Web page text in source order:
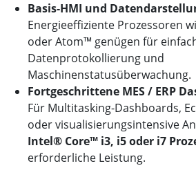
Basis-HMI und
Energieeffiziente Prozessoren
oder Atom™ genügen für
Datenprotokollierung und
Maschinenstatusüberwachung.
Fortgeschrittene MES / ERP
Für Multitasking-Dashboards,
oder visualisierungsintensive
Intel® Core™ i3, i5 oder i7
erforderliche Leistung.